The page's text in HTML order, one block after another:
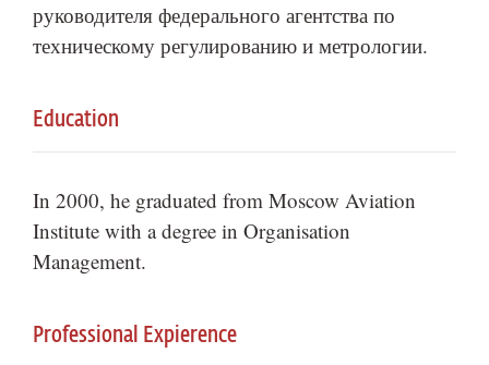
руководителя федерального агентства по
техническому регулированию и метрологии.
Education
In 2000, he graduated from Moscow Aviation
Institute with a degree in Organisation
Management.
Professional Expierence